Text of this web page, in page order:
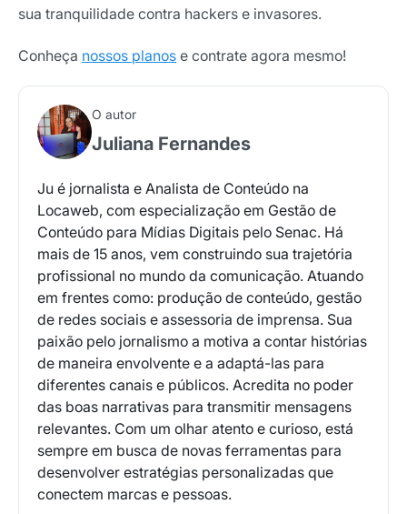
sua tranquilidade contra hackers e invasores.
Conheça nossos planos e contrate agora mesmo!
O autor
Juliana Fernandes
Ju é jornalista e Analista de Conteúdo na
Locaweb, com especialização em Gestão de
Conteúdo para Mídias Digitais pelo Senac. Há
mais de 15 anos, vem construindo sua trajetória
profissional no mundo da comunicação. Atuando
em frentes como: produção de conteúdo, gestão
de redes sociais e assessoria de imprensa. Sua
paixão pelo jornalismo a motiva a contar histórias
de maneira envolvente e a adaptá-las para
diferentes canais e públicos. Acredita no poder
das boas narrativas para transmitir mensagens
relevantes. Com um olhar atento e curioso, está
sempre em busca de novas ferramentas para
desenvolver estratégias personalizadas que
conectem marcas e pessoas.